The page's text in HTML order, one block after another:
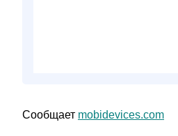
Сообщает mobidevices.com